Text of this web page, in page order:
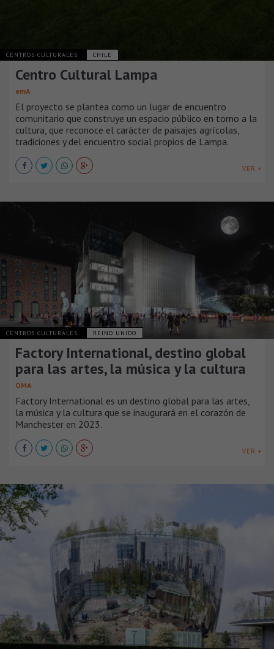
CENTROS CULTURALES CHILE
Centro Cultural Lampa
emA
El proyecto se plantea como un lugar de encuentro
comunitario que construye un espacio público en torno a la
cultura, que reconoce el carácter de paisajes agrícolas,
tradiciones y del encuentro social propios de Lampa.
VER +
CENTROS CULTURALES REINO UNIDO
Factory International, destino global
para las artes, la música y la cultura
OMA
Factory International es un destino global para las artes,
la música y la cultura que se inaugurará en el corazón de
Manchester en 2023.
VER +